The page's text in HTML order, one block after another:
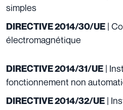
simples
DIRECTIVE 2014/30/UE |
électromagnétique
DIRECTIVE 2014/31/UE |
fonctionnement non
DIRECTIVE 2014/32/UE |